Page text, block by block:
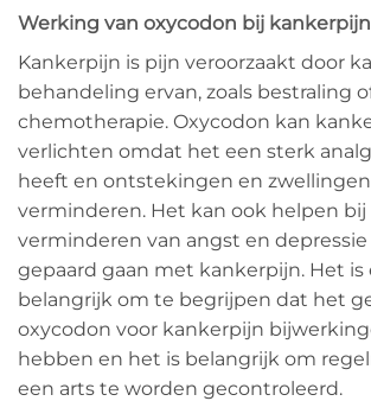
Werking van oxycodon bij kankerpijn
Kankerpijn is pijn veroorzaakt door
behandeling ervan, zoals bestraling
chemotherapie. Oxycodon kan
verlichten omdat het een sterk
heeft en ontstekingen en
verminderen. Het kan ook helpen bij
verminderen van angst en depressie
gepaard gaan met kankerpijn. Het is
belangrijk om te begrijpen dat het
oxycodon voor kankerpijn
hebben en het is belangrijk om
een arts te worden gecontroleerd.